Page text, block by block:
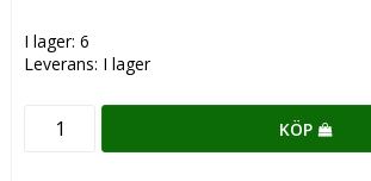
I lager: 6
Leverans: I lager
KÖP